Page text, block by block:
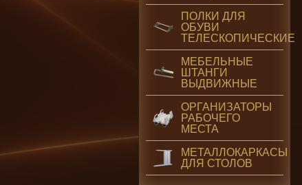
ПОЛКИ ДЛЯ
ОБУВИ
ТЕЛЕСКОПИЧЕСКИЕ
МЕБЕЛЬНЫЕ
ШТАНГИ
ВЫДВИЖНЫЕ
ОРГАНИЗАТОРЫ
РАБОЧЕГО
МЕСТА
МЕТАЛЛОКАРКАСЫ
ДЛЯ СТОЛОВ